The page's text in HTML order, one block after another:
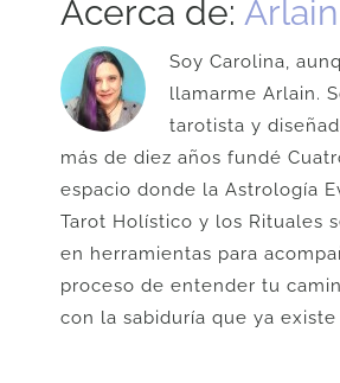
Acerca de:Arlain
Soy Carolina,
llamarme Arlain.
tarotista y
más de diez años fundé
espacio donde la Astrología
Tarot Holístico y los Rituales
en herramientas para
proceso de entender tu
con la sabiduría que ya